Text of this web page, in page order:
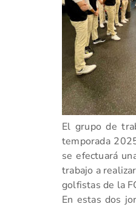
El grupo de
temporada
se efectuará
trabajo a
golfistas de la
En estas dos